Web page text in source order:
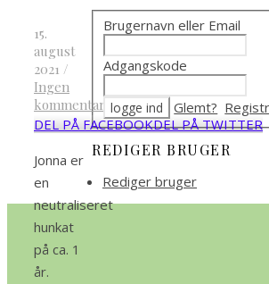
15.
august
2021 /
Ingen
kommentarer
DEL PÅ FACEBOOKDEL PÅ TWITTER
Jonna er
en
neutraliseret
hunkat
på ca. 1
år.
Brugernavn eller Email
Adgangskode
Glemt?
REDIGER BRUGER
Rediger bruger